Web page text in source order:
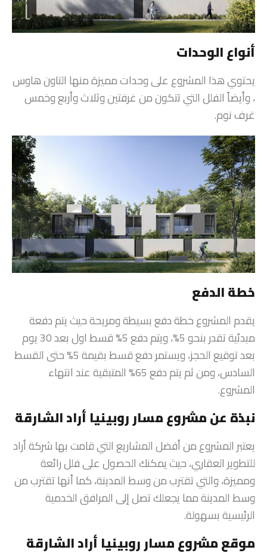
أنواع الوحدات
يحتوي هذا المشروع على وحدات مميزة منها التاون هاوس
، وأيضاً الفلل التي تتكون من غرفتين وثلاث وأربع وخمس
غرف نوم.
خطة الدفع
يقدم المشروع خطة دفع بسيطة ومريحة حيث يتم دفعة
مبدئية تقدر بنحو 5%، ويتم دفع 5% قسط اول بعد 30 يوم
بعد توقيع الحجز، ويستمر دفع قسط بقيمة 5% حتى القسط
السادس، ومن ثم يتم دفع 65% المتبقية عند انتهاء
المشروع.
نبذة عن مشروع مسار روبينيا أراد الشارقة
يعتبر المشروع من أفضل المشاريع التي قامت بها شركة أراد
للتطوير العقاري، حيث يمكنك الحصول على فلل رائعة
ومميزة، والتي تقترب من وسط المدينة، كما أنها تقترب من
وسط المدينة مما يجعلك تصل إلى المرافق الخدمية
الرئيسية بسهولة.
موقع مشروع مسار روبينيا أراد الشارقة